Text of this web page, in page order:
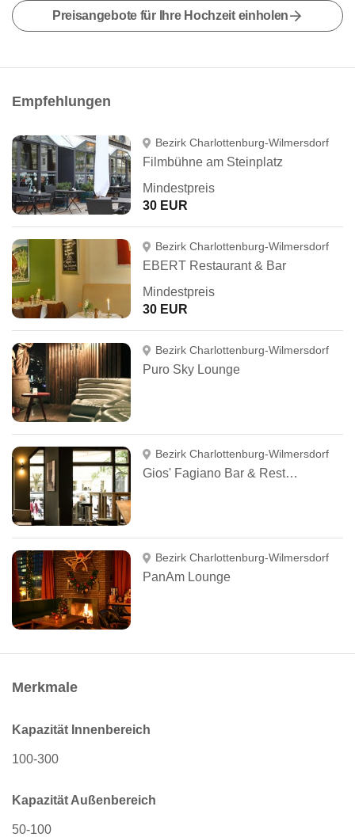
Preisangebote für Ihre Hochzeit einholen
Empfehlungen
Bezirk Charlottenburg-Wilmersdorf
Filmbühne am Steinplatz
Mindestpreis
30 EUR
Bezirk Charlottenburg-Wilmersdorf
EBERT Restaurant & Bar
Mindestpreis
30 EUR
Bezirk Charlottenburg-Wilmersdorf
Puro Sky Lounge
Bezirk Charlottenburg-Wilmersdorf
Gios' Fagiano Bar & Restaurant
Bezirk Charlottenburg-Wilmersdorf
PanAm Lounge
Merkmale
Kapazität Innenbereich
100-300
Kapazität Außenbereich
50-100